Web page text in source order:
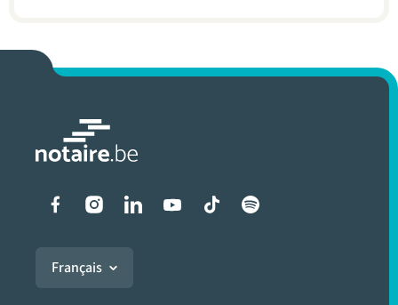
Liens vers les réseaux
Français